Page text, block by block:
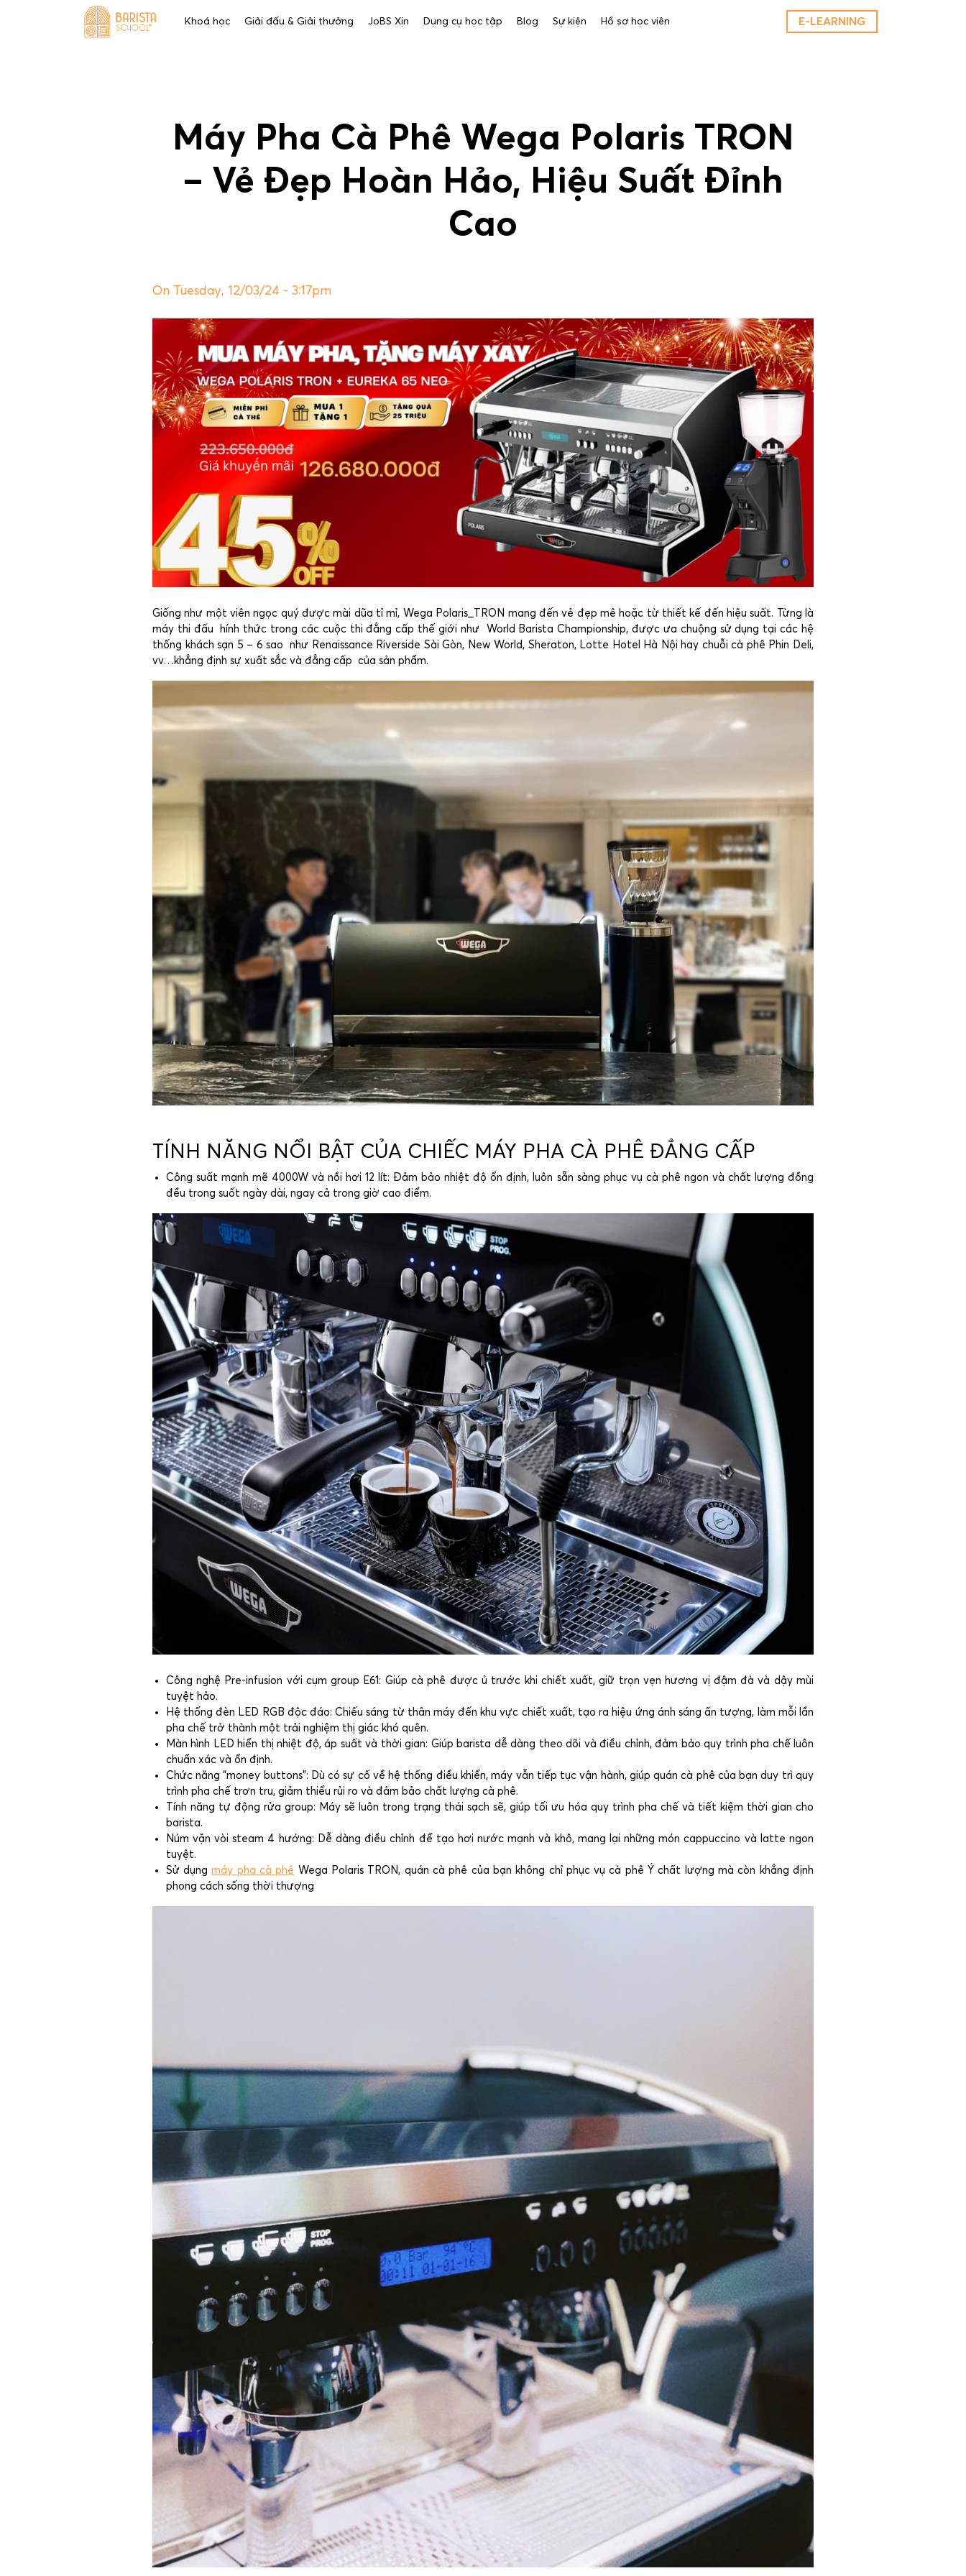
Khoá học Giải đấu & Giải thưởng JoBS Xịn Dụng cụ học tập Blog Sự kiện Hồ sơ học viên E-LEARNING
Máy Pha Cà Phê Wega Polaris TRON
– Vẻ Đẹp Hoàn Hảo, Hiệu Suất Đỉnh
Cao
On Tuesday, 12/03/24 - 3:17pm
Giống như một viên ngọc quý được mài dũa tỉ mỉ, Wega Polaris_TRON mang đến vẻ đẹp mê hoặc từ thiết kế đến hiệu suất. Từng là
máy thi đấu hính thức trong các cuộc thi đẳng cấp thế giới như World Barista Championship, được ưa chuộng sử dụng tại các hệ
thống khách sạn 5 – 6 sao như Renaissance Riverside Sài Gòn, New World, Sheraton, Lotte Hotel Hà Nội hay chuỗi cà phê Phin Deli,
vv…khẳng định sự xuất sắc và đẳng cấp của sản phẩm.
TÍNH NĂNG NỔI BẬT CỦA CHIẾC MÁY PHA CÀ PHÊ ĐẲNG CẤP
Công suất mạnh mẽ 4000W và nồi hơi 12 lít: Đảm bảo nhiệt độ ổn định, luôn sẵn sàng phục vụ cà phê ngon và chất lượng đồng
đều trong suốt ngày dài, ngay cả trong giờ cao điểm.
Công nghệ Pre-infusion với cụm group E61: Giúp cà phê được ủ trước khi chiết xuất, giữ trọn vẹn hương vị đậm đà và dậy mùi
tuyệt hảo.
Hệ thống đèn LED RGB độc đáo: Chiếu sáng từ thân máy đến khu vực chiết xuất, tạo ra hiệu ứng ánh sáng ấn tượng, làm mỗi lần
pha chế trở thành một trải nghiệm thị giác khó quên.
Màn hình LED hiển thị nhiệt độ, áp suất và thời gian: Giúp barista dễ dàng theo dõi và điều chỉnh, đảm bảo quy trình pha chế luôn
chuẩn xác và ổn định.
Chức năng “money buttons”: Dù có sự cố về hệ thống điều khiển, máy vẫn tiếp tục vận hành, giúp quán cà phê của bạn duy trì quy
trình pha chế trơn tru, giảm thiểu rủi ro và đảm bảo chất lượng cà phê.
Tính năng tự động rửa group: Máy sẽ luôn trong trạng thái sạch sẽ, giúp tối ưu hóa quy trình pha chế và tiết kiệm thời gian cho
barista.
Núm vặn vòi steam 4 hướng: Dễ dàng điều chỉnh để tạo hơi nước mạnh và khô, mang lại những món cappuccino và latte ngon
tuyệt.
Sử dụngmáy pha cà phê Wega Polaris TRON, quán cà phê của bạn không chỉ phục vụ cà phê Ý chất lượng mà còn khẳng định
phong cách sống thời thượng